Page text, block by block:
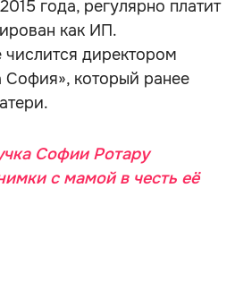
года, регулярно платит
как ИП.
директором
София», который ранее
Софии Ротару
c мамой в честь её